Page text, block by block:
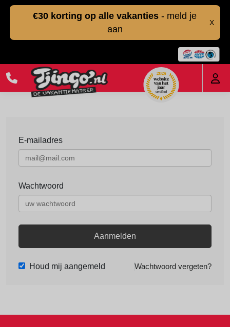
€30 korting op alle vakanties - meld je
aan
X
E-mailadres
Wachtwoord
Aanmelden
Houd mij aangemeld Wachtwoord vergeten?